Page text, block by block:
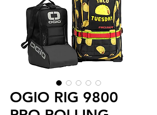
OGIO RIG 9800